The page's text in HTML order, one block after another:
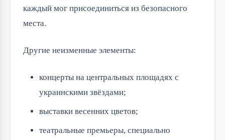
каждый мог присоединиться из безопасного
места.
Другие неизменные элементы:
концерты на центральных площадях с
украинскими звёздами;
выставки весенних цветов;
театральные премьеры, специально